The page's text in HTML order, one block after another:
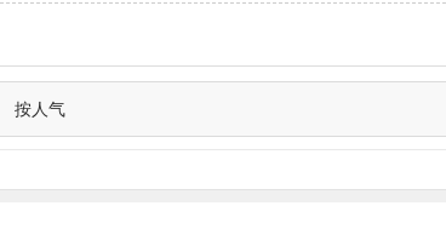
按人气